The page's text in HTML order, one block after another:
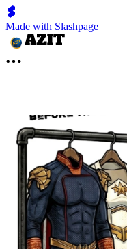
Made with Slashpage